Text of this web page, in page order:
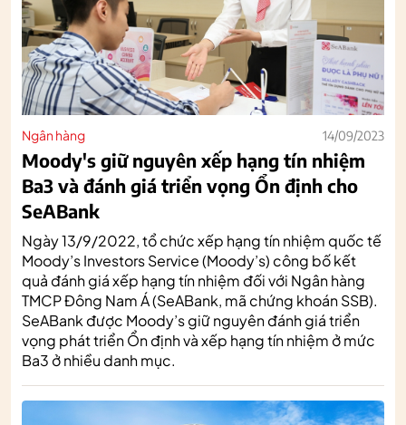
Ngân hàng 14/09/2023
Moody's giữ nguyên xếp hạng tín nhiệm
Ba3 và đánh giá triển vọng Ổn định cho
SeABank
Ngày 13/9/2022, tổ chức xếp hạng tín nhiệm quốc tế
Moody’s Investors Service (Moody’s) công bố kết
quả đánh giá xếp hạng tín nhiệm đối với Ngân hàng
TMCP Đông Nam Á (SeABank, mã chứng khoán SSB).
SeABank được Moody’s giữ nguyên đánh giá triển
vọng phát triển Ổn định và xếp hạng tín nhiệm ở mức
Ba3 ở nhiều danh mục.